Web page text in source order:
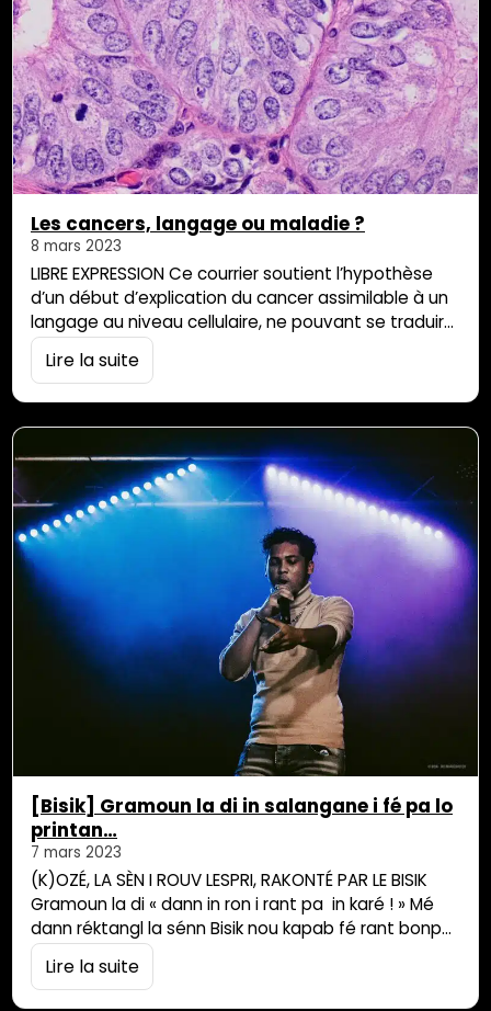
Les cancers, langage ou maladie ?
8 mars 2023
LIBRE EXPRESSION Ce courrier soutient l’hypothèse
d’un début d’explication du cancer assimilable à un
langage au niveau cellulaire, ne pouvant se traduire
en mots mais s’exprimant en maux cancéreux. En
d’autres termes, la sensibilité cellulaire n’ayant pu
– se trouverait enfermée au sein d’organismes
agressés suivant de […]
Lire la suite
[Bisik] Gramoun la di in salangane i fé pa lo
printan…
7 mars 2023
(K)OZÉ, LA SÈN I ROUV LESPRI, RAKONTÉ PAR LE BISIK
Gramoun la di « dann in ron i rant pa in karé ! » Mé
dann réktangl la sénn Bisik nou kapab fé rant bonpé
talan zartis ek Bonpé styl pou shak swaré
(K)ozé.Beurthy Dubar ek Bertrand Robert lé passér
Lire la suite